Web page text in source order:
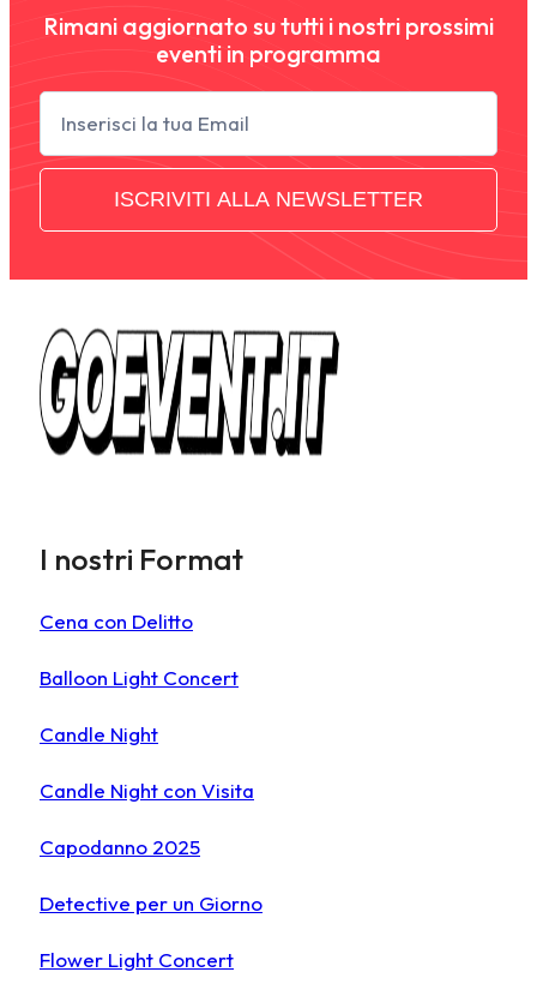
Rimani aggiornato su tutti i nostri prossimi
eventi in programma
Newsletter
ISCRIVITI ALLA NEWSLETTER
I nostri Format
Cena con Delitto
Balloon Light Concert
Candle Night
Candle Night con Visita
Capodanno 2025
Detective per un Giorno
Flower Light Concert